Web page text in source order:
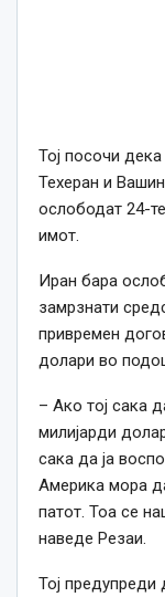
Тој посочи
Техеран и
ослободат 24-
имот.
Иран бара
замрзнати
привремен
долари во
– Ако тој сака
милијарди
сака да ја
Америка мора
патот. Тоа се
наведе Резаи.
Тој